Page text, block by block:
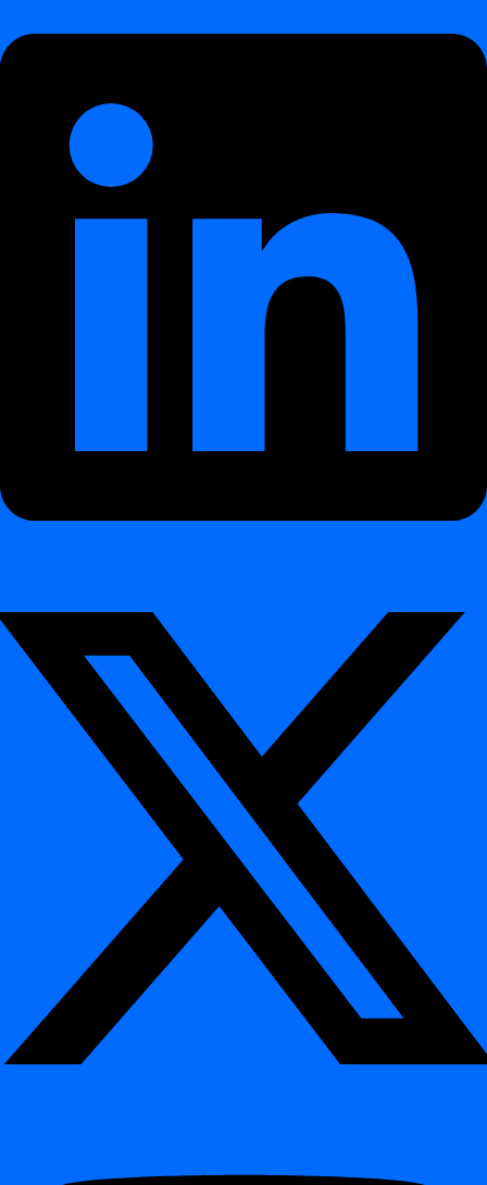
observability
Integracje z głównymi platformami danych
Najczęściej zadawane pytania
Platforma
Europejska platforma do jakości danych i
platforma napędzana AI do Jakości Danych i
, zaprojektowana tak, aby działać w całości w Twoim
ma dostępu do danych klienta, co gwarantuje maksymalną
On-Premises
Zainstaluj digna bezpośrednio we własnej infrastrukturze —
pod pełną kontrolą klienta i odizolowaną od usług
zewnętrznych.
Prywatna chmura
Uruchom digna w ramach prywatnych lub hybrydowych
środowisk chmurowych (VMs, kontenery lub Kubernetes).
Dostosowuje się do Twojej architektury, zachowując pełną
suwerenność danych.
Wykonywanie bezpośrednio w silniku
bazy danych dla wysokowydajnego
monitorowania danych
¶
wykonuje wszystkie
kontrole jakości danych i logikę
wykrywania anomalii
bezpośrednio w silniku Twojej bazy
danych.
To unikalne podejście minimalizuje przemieszczanie danych,
wykorzystuje natywną wydajność i zapewnia obserwowalność
danych jak najbliżej źródła.